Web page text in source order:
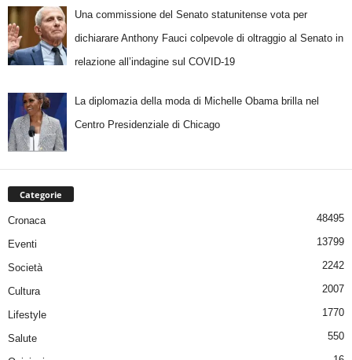
Una commissione del Senato statunitense vota per
dichiarare Anthony Fauci colpevole di oltraggio al Senato in
relazione all’indagine sul COVID-19
La diplomazia della moda di Michelle Obama brilla nel
Centro Presidenziale di Chicago
Categorie
Cronaca 48495
Eventi 13799
Società 2242
Cultura 2007
Lifestyle 1770
Salute 550